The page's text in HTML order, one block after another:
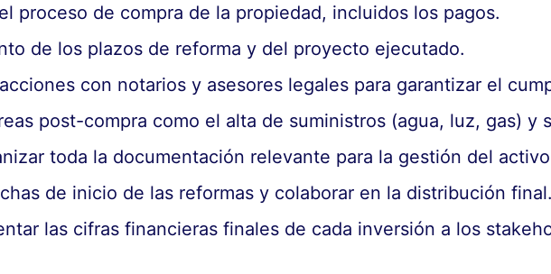
proceso de compra de la propiedad, incluidos los pagos.
de los plazos de reforma y del proyecto ejecutado.
con notarios y asesores legales para garantizar el
post-compra como el alta de suministros (agua, luz, gas) y
toda la documentación relevante para la gestión del
de inicio de las reformas y colaborar en la distribución final.
las cifras financieras finales de cada inversión a los